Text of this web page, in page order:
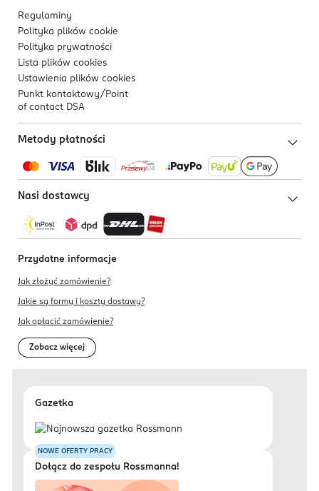
Regulaminy
Polityka plików cookie
Polityka prywatności
Lista plików cookies
Ustawienia plików cookies
Punkt kontaktowy/ Point
of contact DSA
Metody płatności
Nasi dostawcy
Przydatne informacje
Jak złożyć zamówienie?
Jakie są formy i koszty dostawy?
Jak opłacić zamówienie?
Zobacz więcej
Gazetka
NOWE OFERTY PRACY
Dołącz do zespołu Rossmanna!